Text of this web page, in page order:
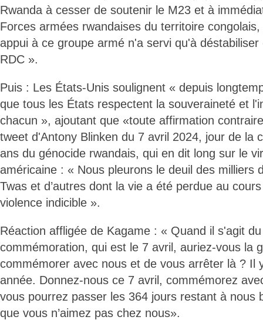
Rwanda à cesser de soutenir le M23 et à
Forces armées rwandaises du territoire
appui à ce groupe armé n'a servi qu'à
RDC ».
Puis : Les États-Unis soulignent « depuis
que tous les États respectent la souveraineté et
chacun », ajoutant que «toute affirmation
tweet d'Antony Blinken du 7 avril 2024, jour de la
ans du génocide rwandais, qui en dit long sur le
américaine : « Nous pleurons le deuil des milliers
Twas et d’autres dont la vie a été perdue au
violence indicible ».
Réaction affligée de Kagame : « Quand il s'agit
commémoration, qui est le 7 avril, auriez-vous la
commémorer avec nous et de vous arrêter là ? Il
année. Donnez-nous ce 7 avril, commémorez
vous pourrez passer les 364 jours restant à nous
que vous n’aimez pas chez nous».